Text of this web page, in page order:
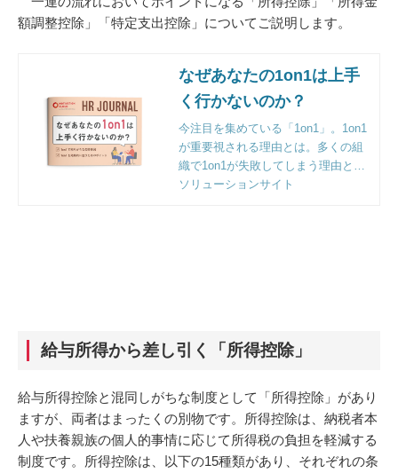
額調整控除」「特定支出控除」についてご説明します。
なぜあなたの1on1は上手
く行かないのか？
今注目を集めている「1on1」。1on1
が重要視される理由とは。多くの組
織で1on1が失敗してしまう理由と効
果的に1on1を行うためのノウハウを
ソリューションサイト
給与所得から差し引く「所得控除」
給与所得控除と混同しがちな制度として「所得控除」があり
ますが、両者はまったくの別物です。所得控除は、納税者本
人や扶養親族の個人的事情に応じて所得税の負担を軽減する
制度です。所得控除は、以下の15種類があり、それぞれの条